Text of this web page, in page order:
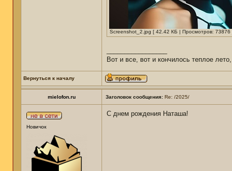
Screenshot_2.jpg [ 42.42 КБ | Просмотров: 73876
Вот и все, вот и кончилось теплое
Вернуться к началу
mielofon.ru Заголовок сообщения: Re: /2025/
Новичок
С днем рождения Наташа!